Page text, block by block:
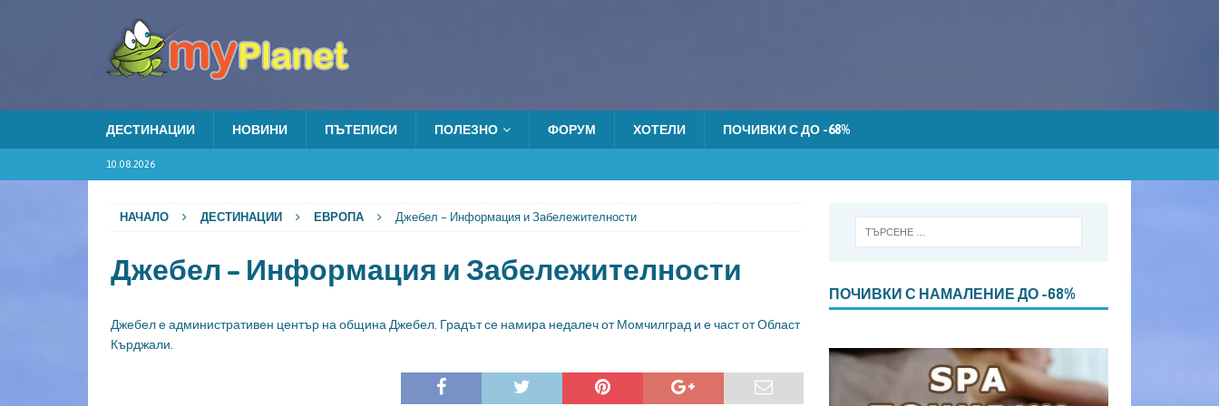
ДЕСТИНАЦИИ НОВИНИ ПЪТЕПИСИ ПОЛЕЗНО ФОРУМ ХОТЕЛИ ПОЧИВКИ С ДО -68%
10.08.2026
НАЧАЛО ДЕСТИНАЦИИ ЕВРОПА Джебел – Информация и Забележителности
Джебел – Информация и Забележителности
Джебел е административен център на община Джебел. Градът се намира недалеч от Момчилград и е част от Област
Кърджали.
ПОЧИВКИ С НАМАЛЕНИЕ ДО -68%